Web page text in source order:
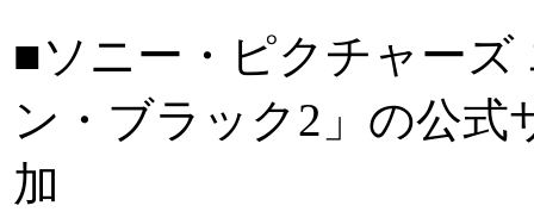
■ソニー・ピクチャー
ン・ブラック2」の公
加